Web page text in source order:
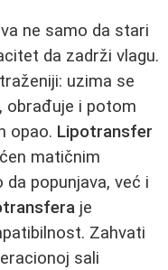
ne samo da stari
da zadrži vlagu.
uzima se
obrađuje i potom
opao. Lipotransfer
matičnim
popunjava, već i
je
Zahvati
sali